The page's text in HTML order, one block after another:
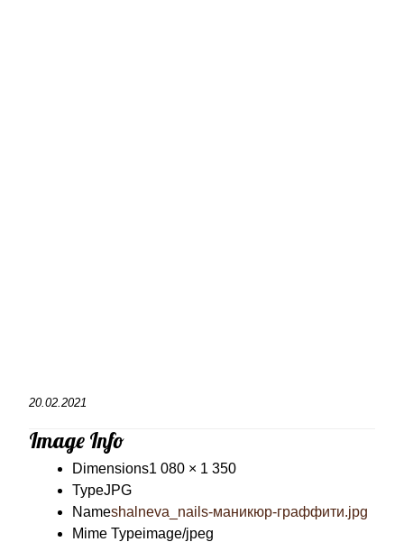
20.02.2021
Image Info
Dimensions1 080 × 1 350
TypeJPG
Nameshalneva_nails-маникюр-граффити.jpg
Mime Typeimage/jpeg